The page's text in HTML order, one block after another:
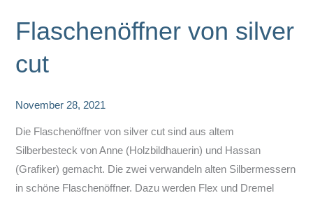
Flaschenöffner von silver
cut
November 28, 2021
Die Flaschenöffner von silver cut sind aus altem
Silberbesteck von Anne (Holzbildhauerin) und Hassan
(Grafiker) gemacht. Die zwei verwandeln alten Silbermessern
in schöne Flaschenöffner. Dazu werden Flex und Dremel